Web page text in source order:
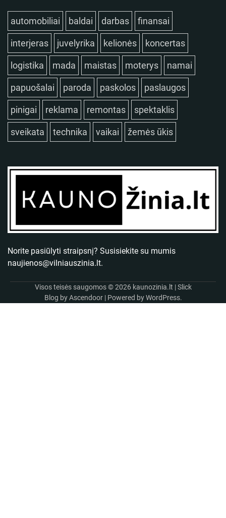
automobiliai baldai darbas finansai
interjeras juvelyrika kelionės koncertas
logistika mada maistas moterys namai
papuošalai paroda paskolos paslaugos
pinigai reklama remontas spektaklis
sveikata technika vaikai žemės ūkis
Norite pasiūlyti straipsnį? Susisiekite su mumis
naujienos@vilniauszinia.lt.
Visos teisės saugomos © 2026 kaunozinia.lt | Slick
Blog byAscendoor| Powered byWordPress.